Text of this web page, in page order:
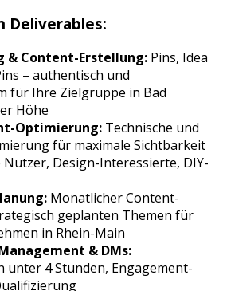
Deliverables:
& Content-Erstellung: Pins, Idea
– authentisch und
für Ihre Zielgruppe in Bad
Höhe
Optimierung: Technische und
für maximale Sichtbarkeit
Design-Interessierte, DIY-
Monatlicher Content-
geplanten Themen für
in Rhein-Main
& DMs:
unter 4 Stunden, Engagement-